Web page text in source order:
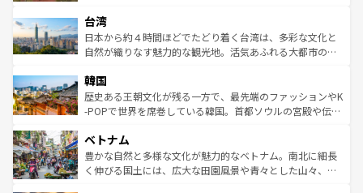
ならではの贅沢な旅のスタイルだ。 なお、新着のアメリカ
情報はコンテンツ一覧を参照してほしい。
れるおもてなしの心で訪れる人々を迎えてくれるハワイの
人々、おいしいローカルフードやハワイアンミュージッ
ク、伝統的なフラダンスなど、すべてがハワイの魅力を彩
ワイを、存分に味わってほしい。 なお、新着のハワイ情報
はコンテンツ一覧を参照してほしい。
リアリーフや大陸中央部にそびえるウルル（エアーズロッ
ク）、タスマニアの美しい原生林やケアンズの熱帯雨林な
ど、見どころがたくさん。また、カフェやワイン、オージ
いる。アクティビティも充実しており、サーフィンやダイ
ビング、ハイキングなど、アウトドア好きにはたまらな
い。オーストラリアの多彩な魅力を存分に味わいつくそ
参照してほしい。
台湾
日本から約４時間ほどでたどり着く台湾は、多彩な文化と
自然が織りなす魅力的な観光地。活気あふれる大都市の台
ン）、静ひつな山岳地帯である台湾東部など、都市の喧騒
と山間の静けさが共存しており、訪れる人に新しい発見と
驚きをもたらしてくれる。また、奥深い台湾の食文化も魅
容にもいいと評判のスイーツなど、バラエティ豊かな料理
が味わえる。 なお、新着の台湾情報は コンテンツ一覧を参
照してほしい。
韓国
歴史ある王朝文化が残る一方で、最先端のファッションやK
-POPで世界を席巻している韓国。首都ソウルの宮殿や伝統
き、地方に足を延ばせば四季折々の自然美を楽しむことが
できる。そして、キムチや焼肉、絶品のストリートフード
まで、さまざまな韓国料理が待っている。夜には、韓国な
ベトナム
豊かな自然と多様な文化が魅力的なベトナム。南北に細長
く伸びる国土には、広大な田園風景や青々とした山々、世